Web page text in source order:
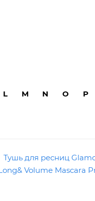
L M N O P